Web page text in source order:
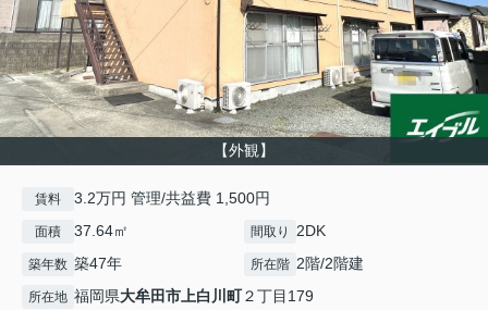
【外観】
賃料 3.2万円 管理/共益費 1,500円
面積 37.64㎡ 間取り 2DK
築年数 築47年 所在階 2階/2階建
所在地 福岡県大牟田市上白川町２丁目179